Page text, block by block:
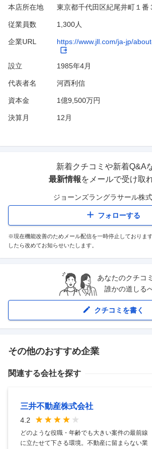
本店所在地 東京都千代田区紀尾井町１番
従業員数 1,300人
企業URL https://www.jll.com/ja-jp/
設立 1985年4月
代表者名 河西利信
資本金 1億9,500万円
決算月 12月
新着クチコミや新着Q&A
最新情報をメールで受け取
ジョーンズラングラサール株
フォローする
※現在機能改善のためメール配信を一時停止しておりま
したら改めてお知らせいたします。
あなたのクチコ
誰かの道しる
クチコミを書く
その他のおすすめ企業
関連する会社を探す
三井不動産株式会社
4.2
どのような役職・年齢でも大きい案件の最前線
に立たせて下さる環境。不動産に留まらない業